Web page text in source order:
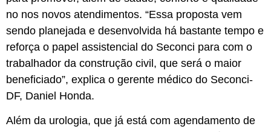
no nos novos atendimentos. “Essa proposta vem
sendo planejada e desenvolvida há bastante tempo e
reforça o papel assistencial do Seconci para com o
trabalhador da construção civil, que será o maior
beneficiado”, explica o gerente médico do Seconci-
DF, Daniel Honda.
Além da urologia, que já está com agendamento de